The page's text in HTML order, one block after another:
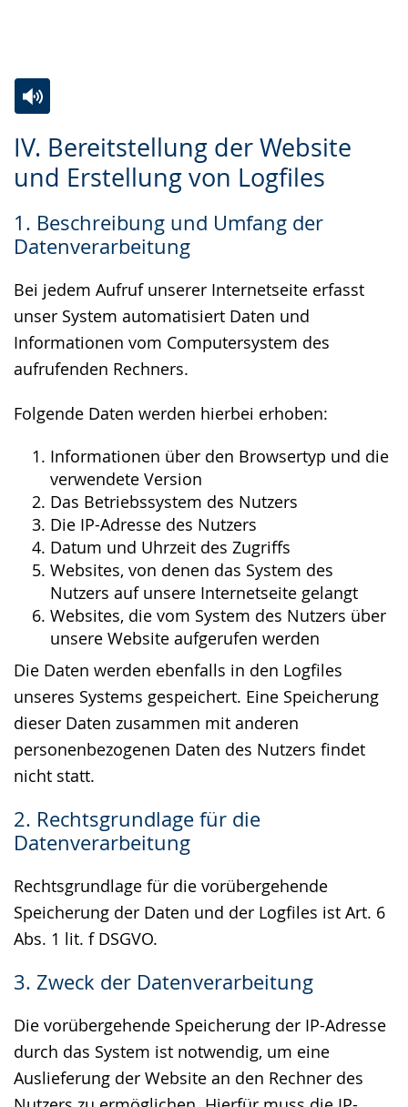
IV. Bereitstellung der Website
und Erstellung von Logfiles
1. Beschreibung und Umfang der
Datenverarbeitung
Bei jedem Aufruf unserer Internetseite erfasst
unser System automatisiert Daten und
Informationen vom Computersystem des
aufrufenden Rechners.
Folgende Daten werden hierbei erhoben:
Informationen über den Browsertyp und die
verwendete Version
Das Betriebssystem des Nutzers
Die IP-Adresse des Nutzers
Datum und Uhrzeit des Zugriffs
Websites, von denen das System des
Nutzers auf unsere Internetseite gelangt
Websites, die vom System des Nutzers über
unsere Website aufgerufen werden
Die Daten werden ebenfalls in den Logfiles
unseres Systems gespeichert. Eine Speicherung
dieser Daten zusammen mit anderen
personenbezogenen Daten des Nutzers findet
nicht statt.
2. Rechtsgrundlage für die
Datenverarbeitung
Rechtsgrundlage für die vorübergehende
Speicherung der Daten und der Logfiles ist Art. 6
Abs. 1 lit. f DSGVO.
3. Zweck der Datenverarbeitung
Die vorübergehende Speicherung der IP-Adresse
durch das System ist notwendig, um eine
Auslieferung der Website an den Rechner des
Leichten
Sprache
Audio-
Unterstützung.
Video
in
Gebärdensprache
wird
angezeigt.